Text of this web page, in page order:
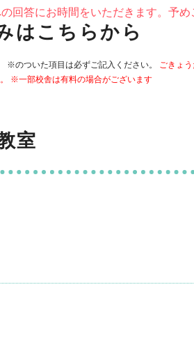
回答にお時間をいただきます。予め
はこちらから
※のついた項目は必ずご記入ください。
ごきょ
※一部校舎は有料の場合がございます
室